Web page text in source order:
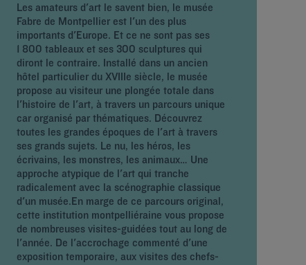
Les amateurs d'art le savent bien, le musée
Fabre de Montpellier est l'un des plus
importants d'Europe. Et ce ne sont pas ses
1 800 tableaux et ses 300 sculptures qui
diront le contraire. Installé dans un ancien
hôtel particulier du XVIIIe siècle, le musée
propose au visiteur une plongée totale dans
l'histoire de l'art, à travers un parcours unique
car organisé par thématiques. Découvrez
toutes les grandes époques de l'art à travers
ses grands sujets. Le nu, les héros, les
écrivains, les monstres, les animaux… Une
approche atypique de l'art qui tranche
radicalement avec la scénographie classique
d'un musée.En marge de ce parcours original,
cette institution montpelliéraine vous propose
de nombreuses visites-guidées tout au long de
l'année. De l'accrochage commenté d'une
exposition temporaire, aux visites des chefs-